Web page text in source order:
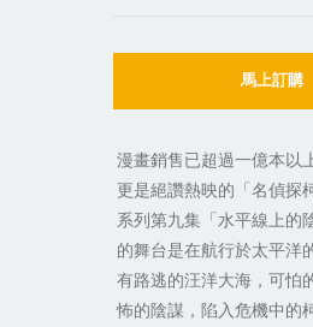
馬上訂購
漫畫銷售已超過一億本以
更是絕讚熱映的「名偵探
系列第九集「水平線上的
的舞台是在航行於太平洋
有路逃的汪洋大海，可怕
怖的陰謀，陷入危機中的